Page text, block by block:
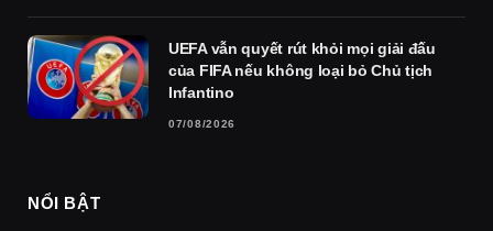
UEFA vẫn quyết rút khỏi mọi giải đấu
của FIFA nếu không loại bỏ Chủ tịch
Infantino
07/08/2026
NỔI BẬT